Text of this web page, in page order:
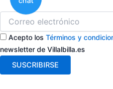
Acepto los Términos y
newsletter de Villalbilla.es
SUSCRIBIRSE